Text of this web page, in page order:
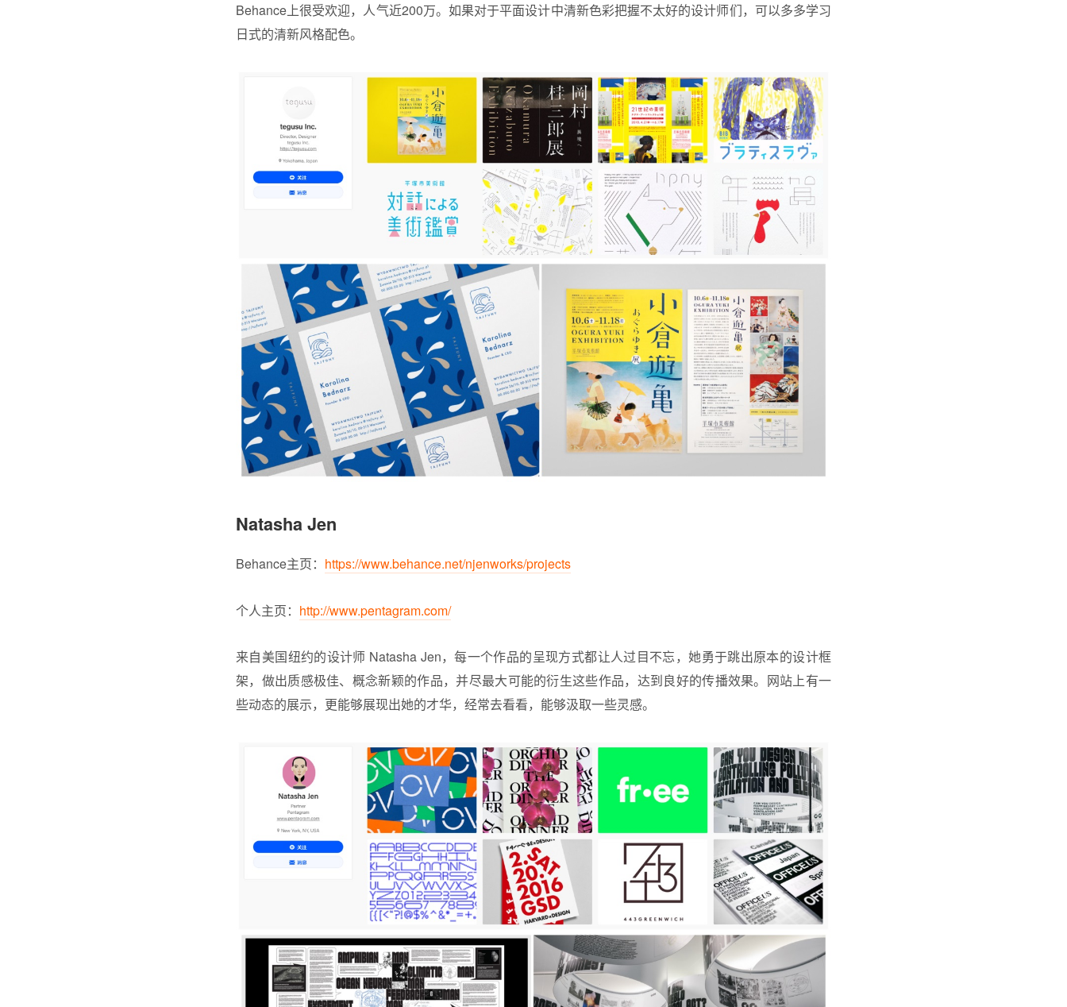
Behance上很受欢迎，人气近200万。如果对于平面设计中清新色彩把握不太好的设计师们，可以多多学习
日式的清新风格配色。
Natasha Jen
Behance主页： https://www.behance.net/njenworks/projects
个人主页： http://www.pentagram.com/
来自美国纽约的设计师 Natasha Jen，每一个作品的呈现方式都让人过目不忘，她勇于跳出原本的设计框
架，做出质感极佳、概念新颖的作品，并尽最大可能的衍生这些作品，达到良好的传播效果。网站上有一
些动态的展示，更能够展现出她的才华，经常去看看，能够汲取一些灵感。